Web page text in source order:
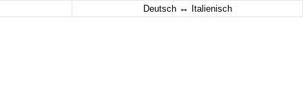
Deutsch ↔ Italienisch